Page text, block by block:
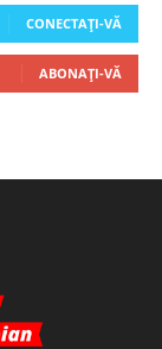
CONECTAȚI-VĂ
ABONAȚI-VĂ